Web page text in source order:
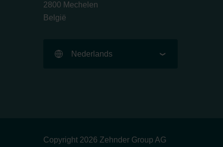
2800 Mechelen
België
Nederlands
Copyright 2026 Zehnder Group AG